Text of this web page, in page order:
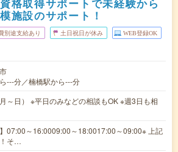
格取得サポートで未経験から
施設のサポート！
別途支給あり 土日祝日が休み WEB登録OK
---分／楠橋駅から---分
～日） ※平日のみなどの相談もOK ※週3日も相
】07:00～16:0009:00～18:0017:00～09:00※ 上記
そ…